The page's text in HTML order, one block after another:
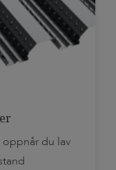
oppnår du lav